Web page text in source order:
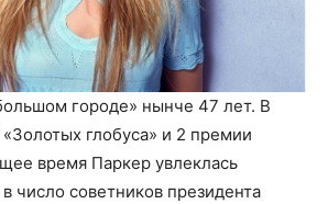
городе» нынче 47 лет. В
глобуса» и 2 премии
время Паркер увлеклась
число советников президента